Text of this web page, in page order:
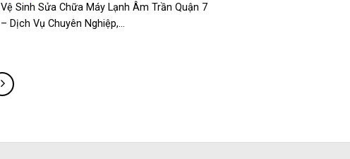
Vệ Sinh Sửa Chữa Máy Lạnh Âm Trần Quận 7
– Dịch Vụ Chuyên Nghiệp,...